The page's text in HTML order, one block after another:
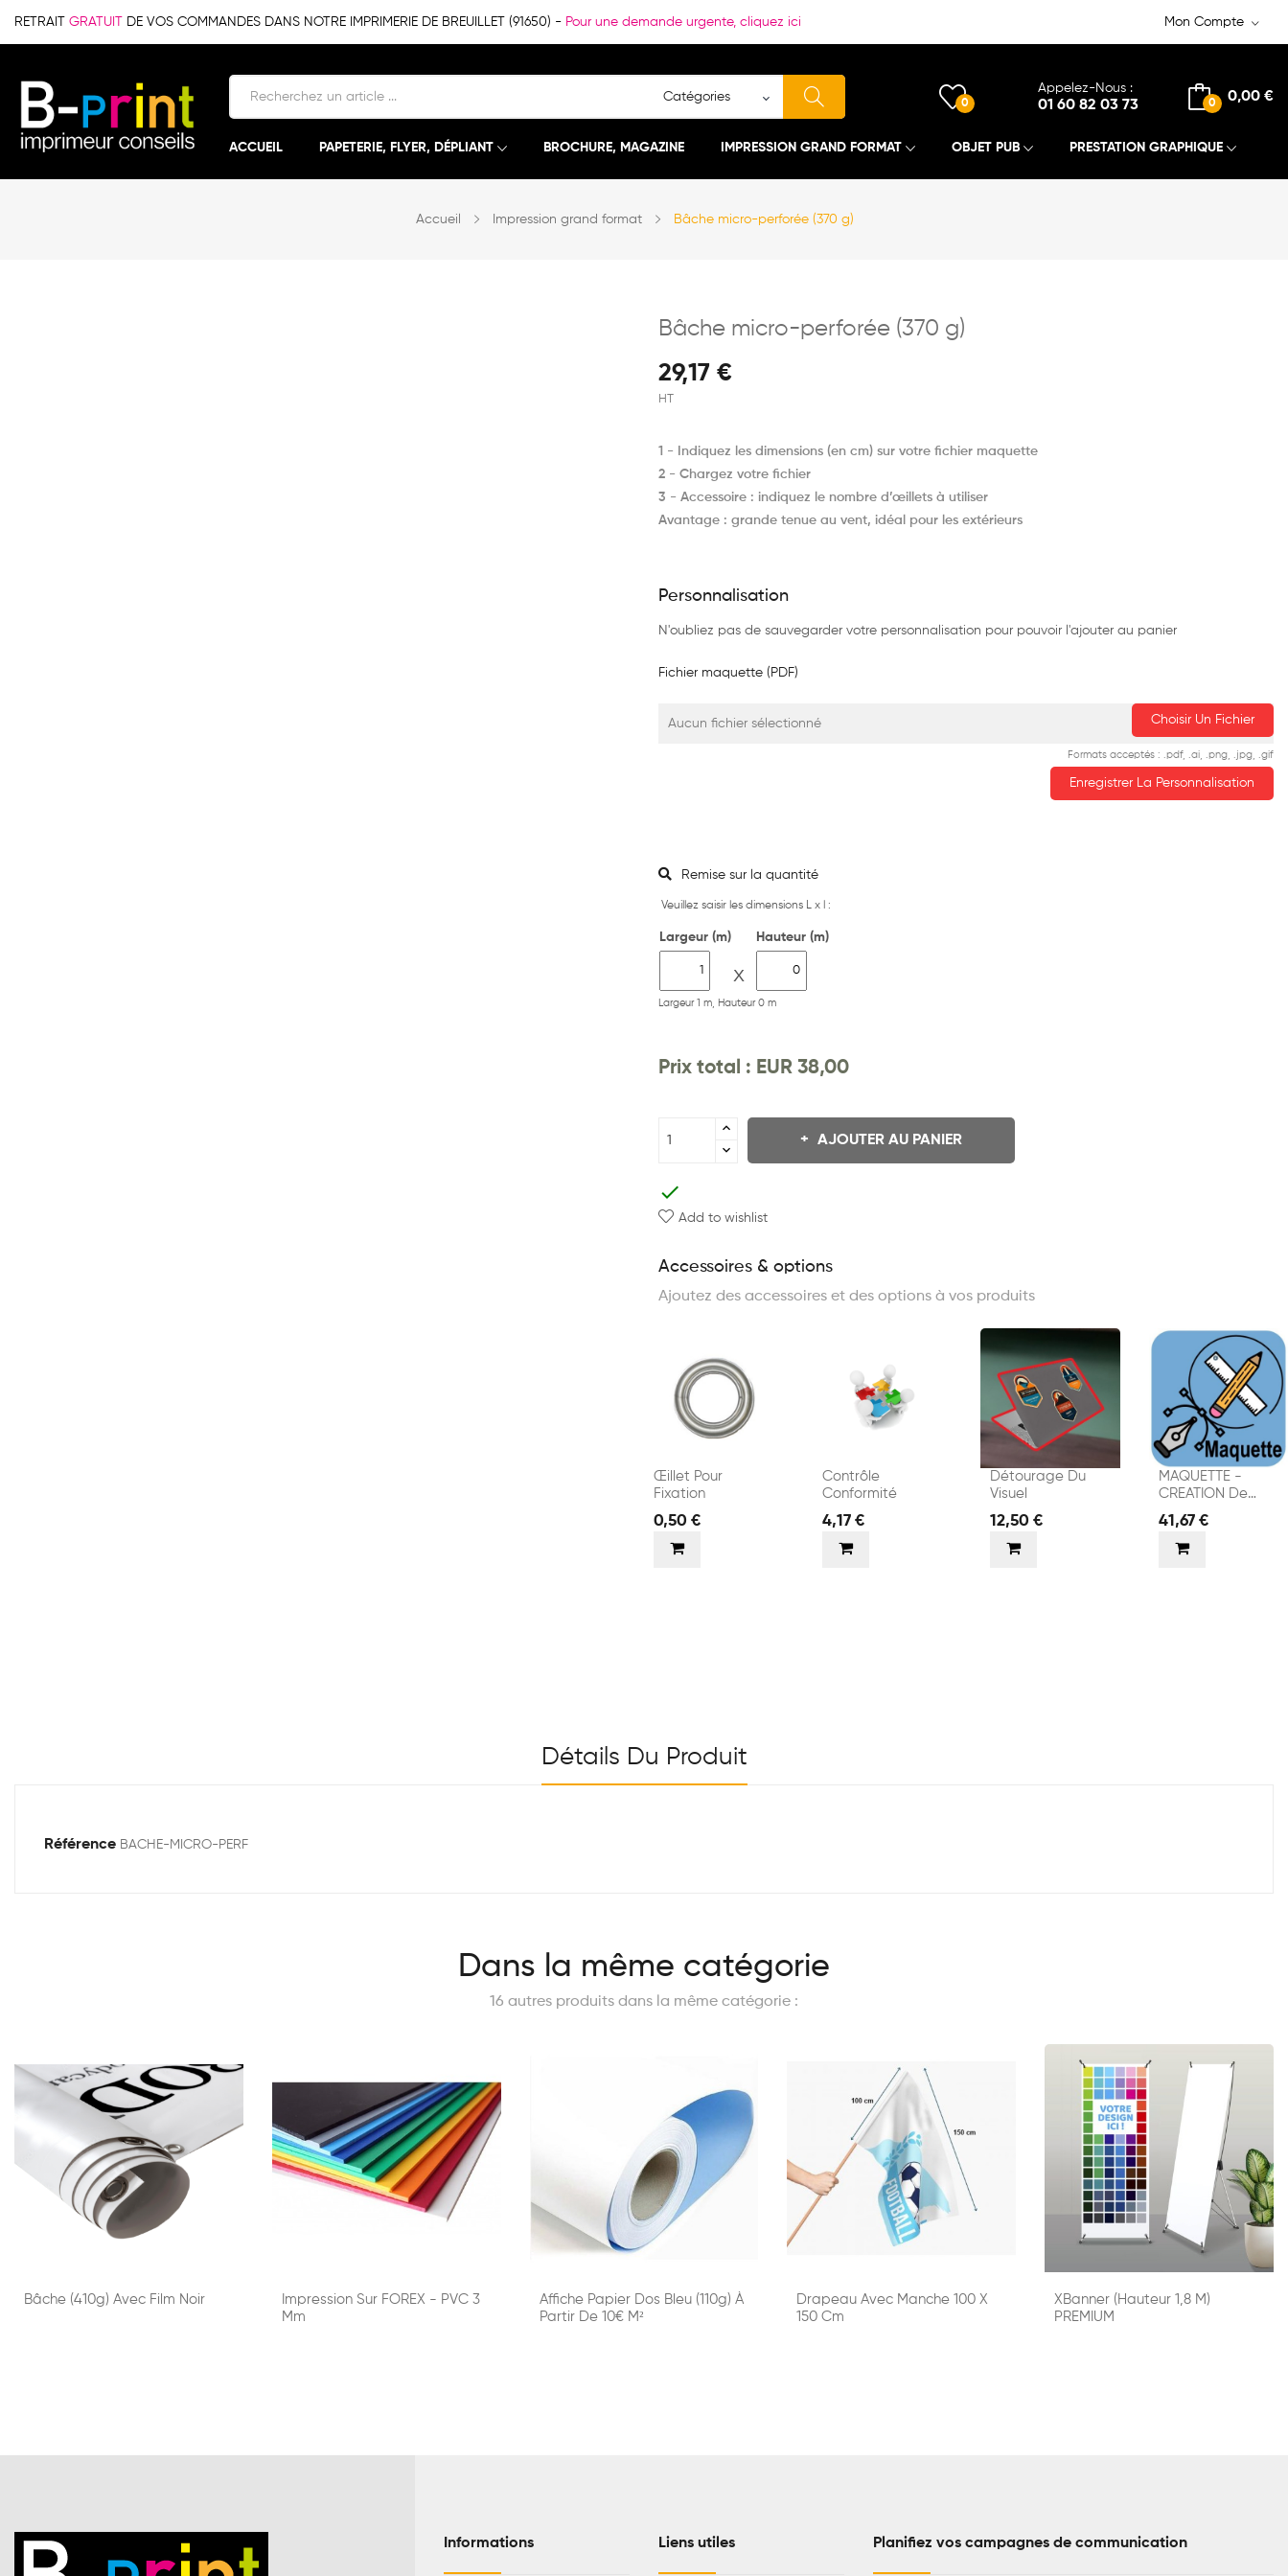
Mon Compte
RETRAIT GRATUIT DE VOS COMMANDES DANS NOTRE IMPRIMERIE DE BREUILLET (91650) - Pour une demande urgente, cliquez ici
0 0,00 €
Appelez-Nous :
01 60 82 03 73
0
ACCUEIL PAPETERIE, FLYER, DÉPLIANT BROCHURE, MAGAZINE IMPRESSION GRAND FORMAT OBJET PUB PRESTATION GRAPHIQUE
Accueil Impression grand format Bâche micro-perforée (370 g)
Bâche micro-perforée (370 g)
29,17 €
HT
1 - Indiquez les dimensions (en cm) sur votre fichier maquette
2 - Chargez votre fichier
3 - Accessoire : indiquez le nombre d’œillets à utiliser
Avantage : grande tenue au vent, idéal pour les extérieurs
Personnalisation
N'oubliez pas de sauvegarder votre personnalisation pour pouvoir l'ajouter au panier
Fichier maquette (PDF)
Aucun fichier sélectionné Choisir Un Fichier
Formats acceptés : .pdf, .ai, .png, .jpg, .gif
Enregistrer La Personnalisation
Remise sur la quantité
Veuillez saisir les dimensions L x l :
Largeur (m) Hauteur (m)
X
Largeur 1 m, Hauteur 0 m
Prix ​​total : EUR 38,00
AJOUTER AU PANIER
check
Add to wishlist
Accessoires & options
Ajoutez des accessoires et des options à vos produits
Œillet Pour
Fixation
0,50 €
Contrôle
Conformité
4,17 €
Détourage Du
Visuel
12,50 €
MAQUETTE -
CREATION De
41,67 €
Détails Du Produit
Référence BACHE-MICRO-PERF
Dans la même catégorie
16 autres produits dans la même catégorie :
Bâche (410g) Avec Film Noir
Impression Sur FOREX - PVC 3
Mm
Affiche Papier Dos Bleu (110g) À
Partir De 10€ M²
Drapeau Avec Manche 100 X
150 Cm
XBanner (hauteur 1,8 M)
PREMIUM
Informations Liens utiles Planifiez vos campagnes de communication